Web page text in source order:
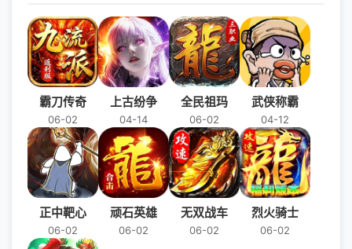
霸刀传奇
06-02
上古纷争
04-14
全民祖玛
06-02
武侠称霸
04-12
正中靶心
06-02
顽石英雄
06-02
无双战车
06-02
烈火骑士
06-02